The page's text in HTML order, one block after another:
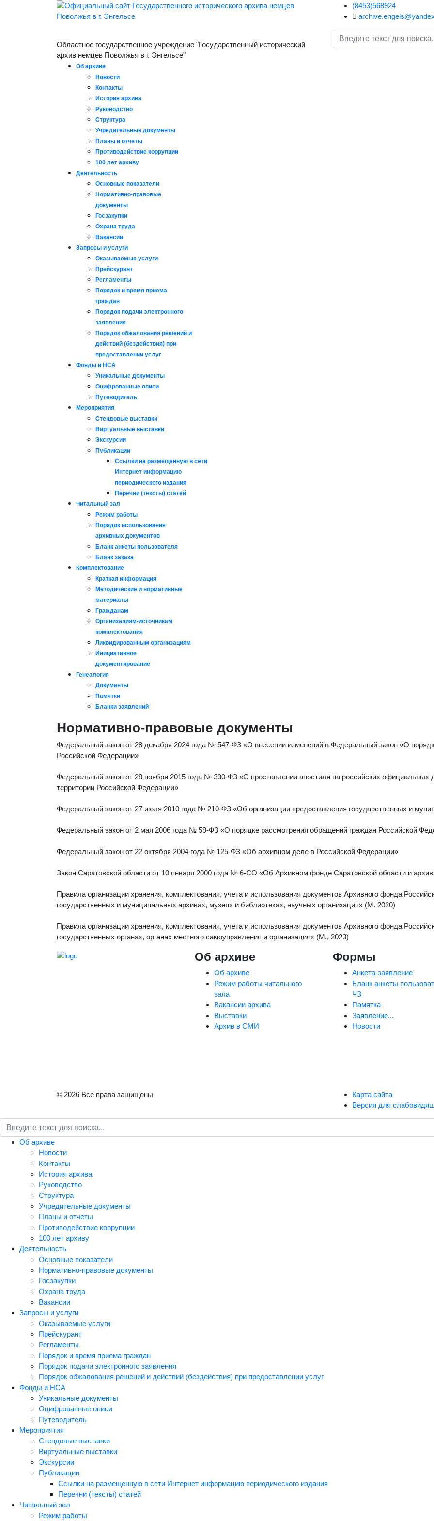
Областное государственное учреждение "Государственный исторический
архив немцев Поволжья в г. Энгельсе"
(8453)568924
Об архиве
Новости
Контакты
История архива
Руководство
Структура
Учредительные документы
Планы и отчеты
Противодействие коррупции
100 лет архиву
Деятельность
Основные показатели
Нормативно-правовые
документы
Госзакупки
Охрана труда
Вакансии
Запросы и услуги
Оказываемые услуги
Прейскурант
Регламенты
Порядок и время приема
граждан
Порядок подачи электронного
заявления
Порядок обжалования решений и
действий (бездействия) при
предоставлении услуг
Фонды и НСА
Уникальные документы
Оцифрованные описи
Путеводитель
Мероприятия
Стендовые выставки
Виртуальные выставки
Экскурсии
Публикации
Ссылки на размещенную в сети
Интернет информацию
периодического издания
Перечни (тексты) статей
Читальный зал
Режим работы
Порядок использования
архивных документов
Бланк анкеты пользователя
Бланк заказа
Комплектование
Краткая информация
Методические и нормативные
материалы
Гражданам
Организациям-источникам
комплектования
Ликвидированным организациям
Инициативное
документирование
Генеалогия
Документы
Памятки
Бланки заявлений
Нормативно-правовые документы
Федеральный закон от 28 декабря 2024 года № 547-ФЗ «О внесении изменений в Федеральный закон «О
Российской Федерации»
Федеральный закон от 28 ноября 2015 года № 330-ФЗ «О проставлении апостиля на российских
территории Российской Федерации»
Федеральный закон от 27 июля 2010 года № 210-ФЗ «Об организации предоставления государственных и
Федеральный закон от 2 мая 2006 года № 59-ФЗ «О порядке рассмотрения обращений граждан Российской
Федеральный закон от 22 октября 2004 года № 125-ФЗ «Об архивном деле в Российской Федерации»
Закон Саратовской области от 10 января 2000 года № 6-СО «Об Архивном фонде Саратовской области и
Правила организации хранения, комплектования, учета и использования документов Архивного фонда
государственных и муниципальных архивах, музеях и библиотеках, научных организациях (М. 2020)
Правила организации хранения, комплектования, учета и использования документов Архивного фонда
государственных органах, органах местного самоуправления и организациях (М., 2023)
Об архиве
Об архиве
Режим работы читального
зала
Вакансии архива
Выставки
Архив в СМИ
Формы
Анкета-заявление
Бланк анкеты
ЧЗ
Памятка
Заявление...
Новости
© 2026 Все права защищены
Карта сайта
Версия для
Об архиве
Новости
Контакты
История архива
Руководство
Структура
Учредительные документы
Планы и отчеты
Противодействие коррупции
100 лет архиву
Деятельность
Основные показатели
Нормативно-правовые документы
Госзакупки
Охрана труда
Вакансии
Запросы и услуги
Оказываемые услуги
Прейскурант
Регламенты
Порядок и время приема граждан
Порядок подачи электронного заявления
Порядок обжалования решений и действий (бездействия) при предоставлении услуг
Фонды и НСА
Уникальные документы
Оцифрованные описи
Путеводитель
Мероприятия
Стендовые выставки
Виртуальные выставки
Экскурсии
Публикации
Ссылки на размещенную в сети Интернет информацию периодического издания
Перечни (тексты) статей
Читальный зал
Режим работы